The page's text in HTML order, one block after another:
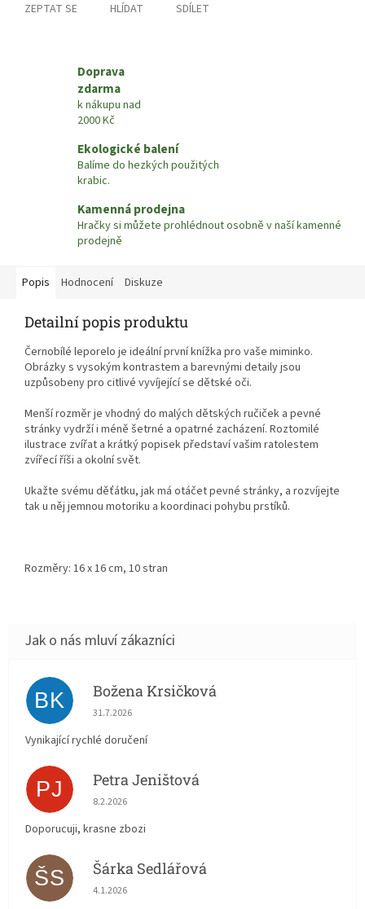
ZEPTAT SE HLÍDAT SDÍLET
Doprava
zdarma
k nákupu nad
2000 Kč
Ekologické balení
Balíme do hezkých použitých
krabic.
Kamenná prodejna
Hračky si můžete prohlédnout osobně v naší kamenné
prodejně
Popis Hodnocení Diskuze
Detailní popis produktu
Černobílé leporelo je ideální první knížka pro vaše miminko.
Obrázky s vysokým kontrastem a barevnými detaily jsou
uzpůsobeny pro citlivé vyvíjející se dětské oči.
Menší rozměr je vhodný do malých dětských ručiček a pevné
stránky vydrží i méně šetrné a opatrné zacházení. Roztomilé
ilustrace zvířat a krátký popisek představí vašim ratolestem
zvířecí říši a okolní svět.
Ukažte svému děťátku, jak má otáčet pevné stránky, a rozvíjejte
tak u něj jemnou motoriku a koordinaci pohybu prstíků.
Rozměry: 16 x 16 cm, 10 stran
BK Božena Krsičková
Hodnocení obchodu je 5 z 5 hvězdiček.
31.7.2026
Vynikající rychlé doručení
PJ Petra Jeništová
Hodnocení obchodu je 5 z 5 hvězdiček.
8.2.2026
Doporucuji, krasne zbozi
ŠS Šárka Sedlářová
Hodnocení obchodu je 5 z 5 hvězdiček.
4.1.2026